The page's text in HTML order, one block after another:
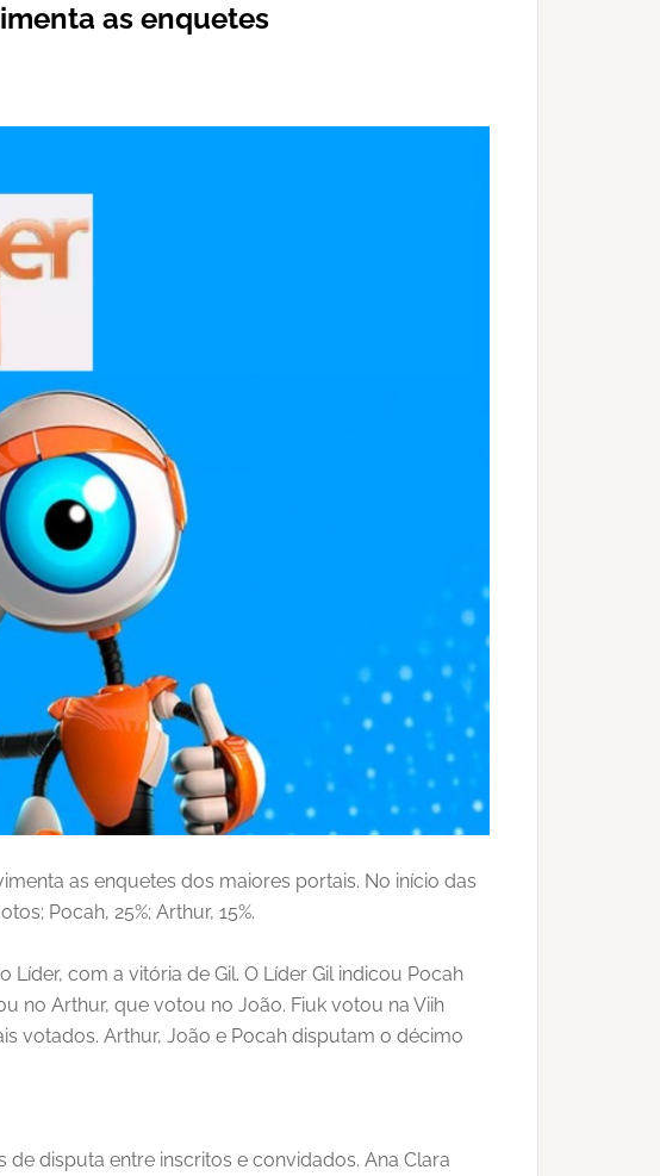
as enquetes
as enquetes dos maiores portais. No início das
Pocah, 25%; Arthur, 15%.
com a vitória de Gil. O Líder Gil indicou Pocah
no Arthur, que votou no João. Fiuk votou na Viih
votados. Arthur, João e Pocah disputam o décimo
disputa entre inscritos e convidados. Ana Clara